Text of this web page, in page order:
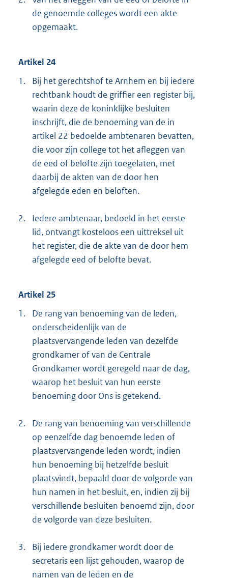
de genoemde colleges wordt een akte
opgemaakt.
Artikel 24
1.
Bij het gerechtshof te Arnhem en bij iedere
rechtbank houdt de griffier een register bij,
waarin deze de koninklijke besluiten
inschrijft, die de benoeming van de in
artikel 22 bedoelde ambtenaren bevatten,
die voor zijn college tot het afleggen van
de eed of belofte zijn toegelaten, met
daarbij de akten van de door hen
afgelegde eden en beloften.
2.
Iedere ambtenaar, bedoeld in het eerste
lid, ontvangt kosteloos een uittreksel uit
het register, die de akte van de door hem
afgelegde eed of belofte bevat.
Artikel 25
1.
De rang van benoeming van de leden,
onderscheidenlijk van de
plaatsvervangende leden van dezelfde
grondkamer of van de Centrale
Grondkamer wordt geregeld naar de dag,
waarop het besluit van hun eerste
benoeming door Ons is getekend.
2.
De rang van benoeming van verschillende
op eenzelfde dag benoemde leden of
plaatsvervangende leden wordt, indien
hun benoeming bij hetzelfde besluit
plaatsvindt, bepaald door de volgorde van
hun namen in het besluit, en, indien zij bij
verschillende besluiten benoemd zijn, door
de volgorde van deze besluiten.
3.
Bij iedere grondkamer wordt door de
secretaris een lijst gehouden, waarop de
namen van de leden en de